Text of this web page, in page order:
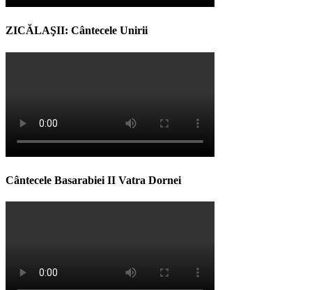
ZICĂLAŞII: Cântecele Unirii
Cântecele Basarabiei II Vatra Dornei